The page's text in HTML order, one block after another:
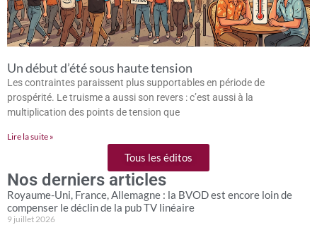
Un début d’été sous haute tension
Les contraintes paraissent plus supportables en période de
prospérité. Le truisme a aussi son revers : c’est aussi à la
multiplication des points de tension que
Lire la suite »
Tous les éditos
Nos derniers articles
Royaume-Uni, France, Allemagne : la BVOD est encore loin de
compenser le déclin de la pub TV linéaire
9 juillet 2026